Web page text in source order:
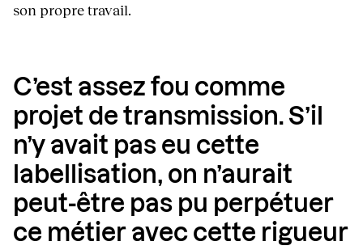
son propre travail.
C’est assez fou comme
projet de transmission. S’il
n’y avait pas eu cette
labellisation, on n’aurait
peut-être pas pu perpétuer
ce métier avec cette rigueur